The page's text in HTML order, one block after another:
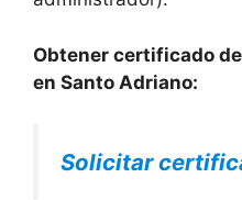
Obtener certificado
en Santo Adriano:
Solicitar